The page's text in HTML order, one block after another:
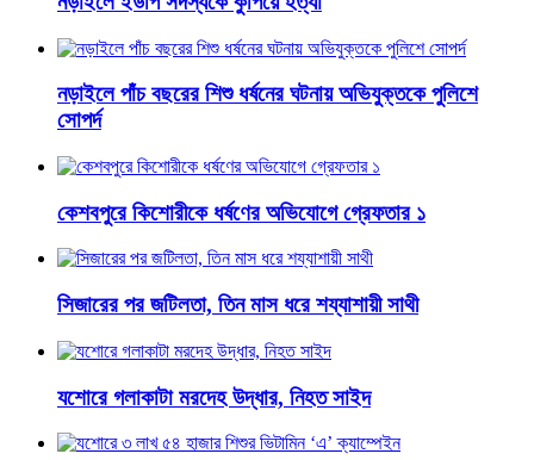
নড়াইলে পাঁচ বছরের শিশু ধর্ষনের ঘটনায় অভিযুক্তকে পুলিশে
সোপর্দ
কেশবপুরে কিশোরীকে ধর্ষণের অভিযোগে গ্রেফতার ১
সিজারের পর জটিলতা, তিন মাস ধরে শয্যাশায়ী সাথী
যশোরে গলাকাটা মরদেহ উদ্ধার, নিহত সাইদ